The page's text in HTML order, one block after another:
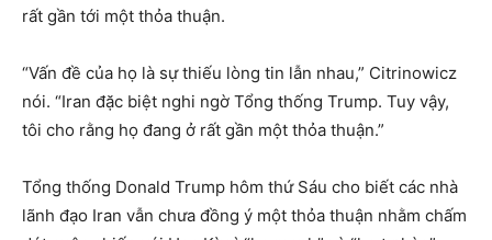
rất gần tới một thỏa thuận.
“Vấn đề của họ là sự thiếu lòng tin lẫn nhau,” Citrinowicz
nói. “Iran đặc biệt nghi ngờ Tổng thống Trump. Tuy vậy,
tôi cho rằng họ đang ở rất gần một thỏa thuận.”
Tổng thống Donald Trump hôm thứ Sáu cho biết các nhà
lãnh đạo Iran vẫn chưa đồng ý một thỏa thuận nhằm chấm